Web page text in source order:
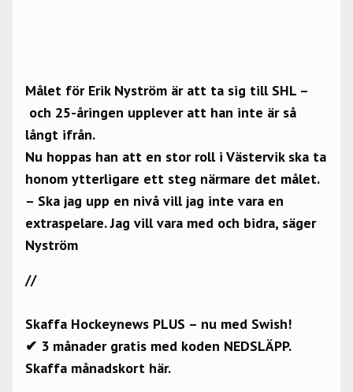
Målet för Erik Nyström är att ta sig till SHL –
och 25-åringen upplever att han inte är så
långt ifrån.
Nu hoppas han att en stor roll i Västervik ska ta
honom ytterligare ett steg närmare det målet.
– Ska jag upp en nivå vill jag inte vara en
extraspelare. Jag vill vara med och bidra, säger
Nyström
//
Skaffa Hockeynews PLUS – nu med Swish!
✔ 3 månader gratis med koden NEDSLÄPP.
Skaffa månadskort här.